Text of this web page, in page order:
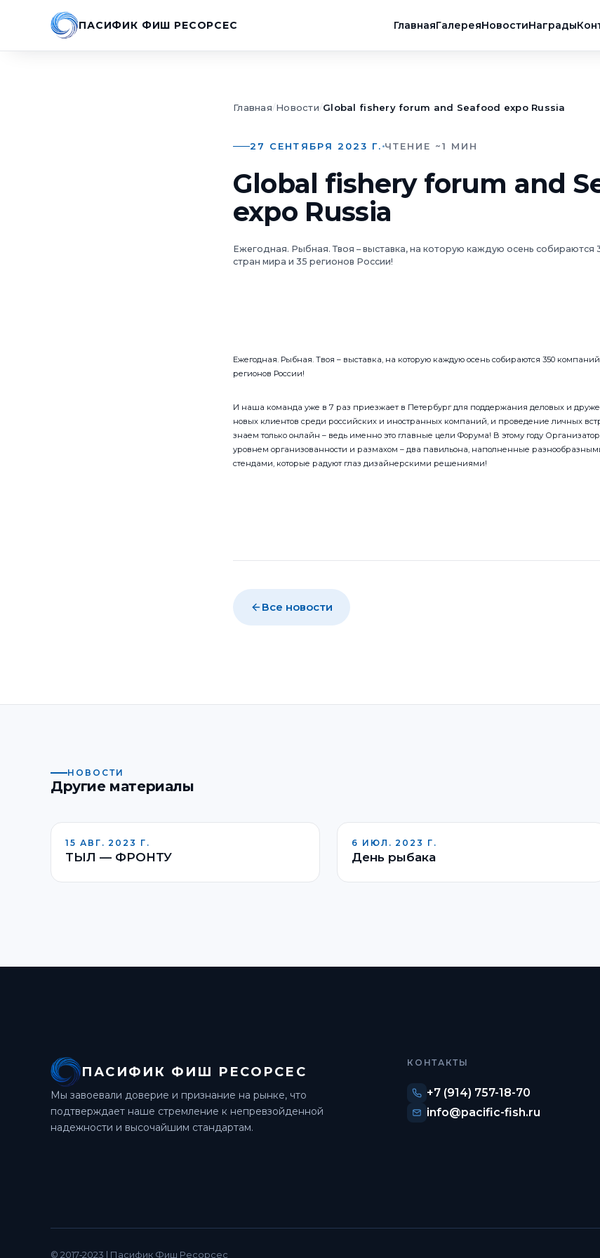
ПАСИФИК ФИШ РЕСОРСЕС ГлавнаяГалереяНовостиНаграды
Главная/Новости/Global fishery forum and Seafood expo Russia
27 СЕНТЯБРЯ 2023 Г. ЧТЕНИЕ ~1 МИН
Global fishery forum and
expo Russia
Ежегодная. Рыбная. Твоя – выставка, на которую каждую осень собираются
стран мира и 35 регионов России!
Ежегодная. Рыбная. Твоя – выставка, на которую каждую осень собираются 350
регионов России!
И наша команда уже в 7 раз приезжает в Петербург для поддержания деловых и
новых клиентов среди российских и иностранных компаний, и проведение личных
знаем только онлайн – ведь именно это главные цели Форума! В этому году
уровнем организованности и размахом – два павильона, наполненные
стендами, которые радуют глаз дизайнерскими решениями!
Все новости
НОВОСТИ
Другие материалы
15 АВГ. 2023 Г.
ТЫЛ — ФРОНТУ
6 ИЮЛ. 2023 Г.
День рыбака
ПАСИФИК ФИШ РЕСОРСЕС
Мы завоевали доверие и признание на рынке, что
подтверждает наше стремление к непревзойденной
надежности и высочайшим стандартам.
КОНТАКТЫ
+7 (914) 757-18-70
info@pacific-fish.ru
© 2017‐2023 | Пасифик Фиш Ресорсес